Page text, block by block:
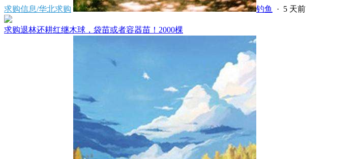
求购信息/华北求购 钓鱼 · 5 天前
求购退林还耕红继木球，袋苗或者容器苗！2000棵